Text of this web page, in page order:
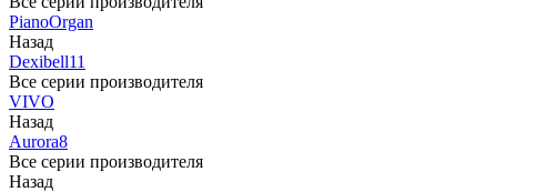
PianoOrgan
Назад
Dexibell11
Все серии производителя
VIVO
Назад
Aurora8
Все серии производителя
Назад